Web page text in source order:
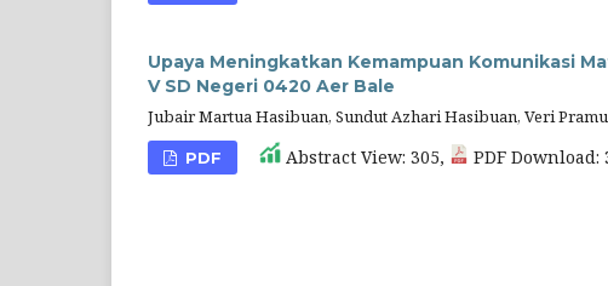
Upaya Meningkatkan Kemampuan Komunikasi
V SD Negeri 0420 Aer Bale
Jubair Martua Hasibuan, Sundut Azhari Hasibuan, Veri
PDF Abstract View: 305, PDF Download: